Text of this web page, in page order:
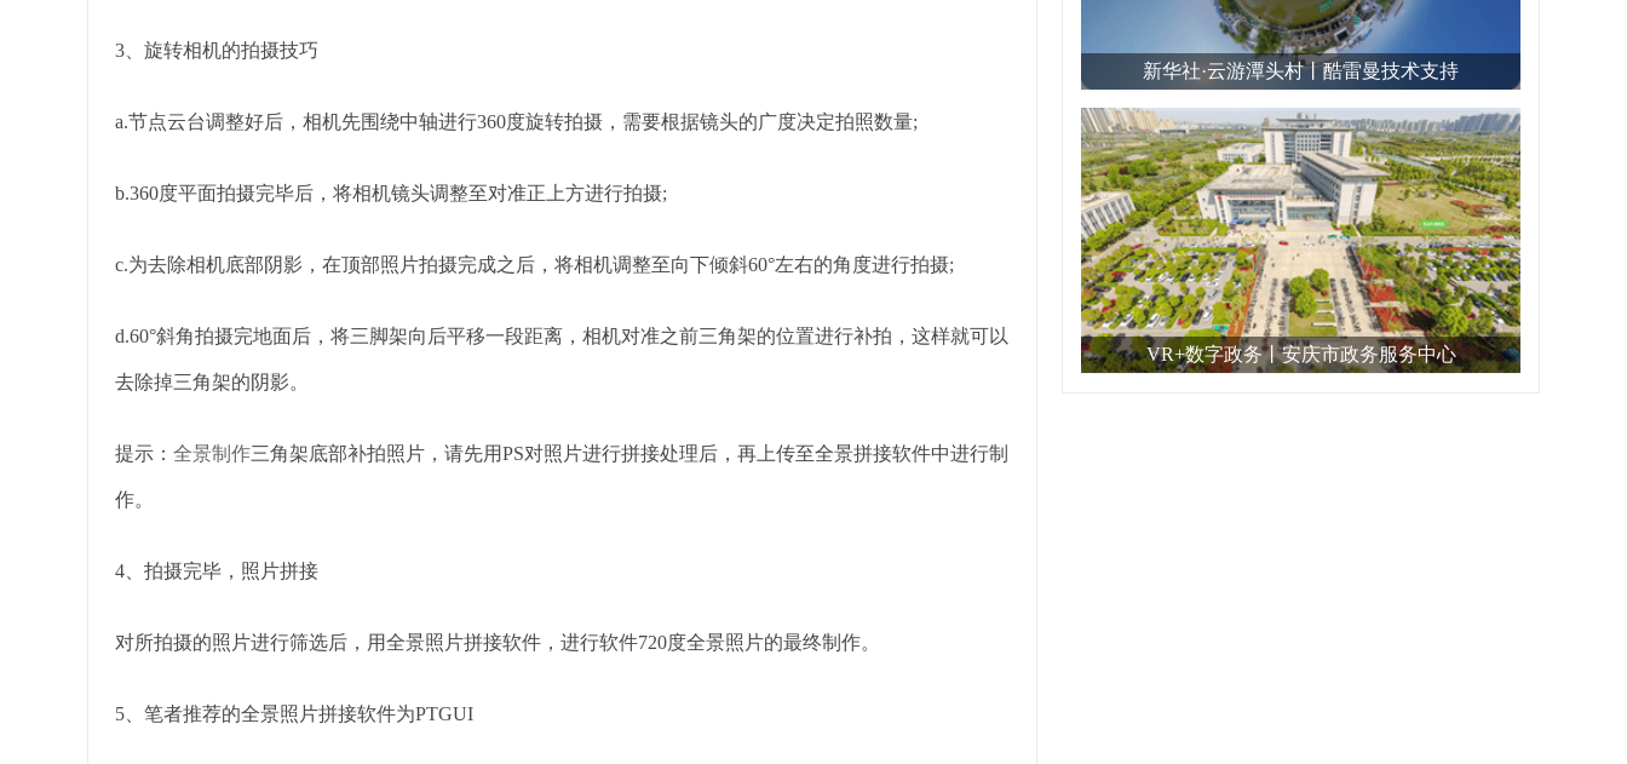
3、旋转相机的拍摄技巧
a.节点云台调整好后，相机先围绕中轴进行360度旋转拍摄，需要根据镜头的广度决定拍照数量;
b.360度平面拍摄完毕后，将相机镜头调整至对准正上方进行拍摄;
c.为去除相机底部阴影，在顶部照片拍摄完成之后，将相机调整至向下倾斜60°左右的角度进行拍摄;
d.60°斜角拍摄完地面后，将三脚架向后平移一段距离，相机对准之前三角架的位置进行补拍，这样就可以
去除掉三角架的阴影。
提示： 全景制作三角架底部补拍照片，请先用PS对照片进行拼接处理后，再上传至全景拼接软件中进行制
作。
4、拍摄完毕，照片拼接
对所拍摄的照片进行筛选后，用全景照片拼接软件，进行软件720度全景照片的最终制作。
5、笔者推荐的全景照片拼接软件为PTGUI
新华社·云游潭头村丨酷雷曼技术支持
VR+数字政务丨安庆市政务服务中心